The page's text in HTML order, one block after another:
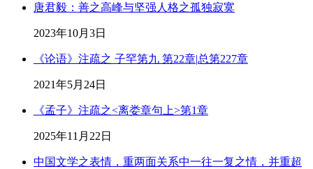
唐君毅：善之高峰与坚强人格之孤独寂寞
2023年10月3日
《论语》注疏之 子罕第九 第22章|总第227章
2021年5月24日
《孟子》注疏之<离娄章句上>第1章
2025年11月22日
中国文学之表情，重两面关系中一往一复之情，并重超